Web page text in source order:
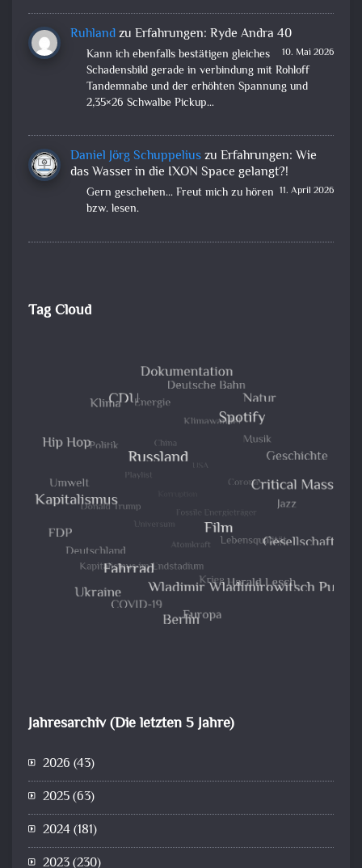
Ruhlandzu Erfahrungen: Ryde Andra 40
10. Mai 2026
Kann ich ebenfalls bestätigen gleiches
Schadensbild gerade in verbindung mit Rohloff
Tandemnabe und der erhöhten Spannung und
2,35×26 Schwalbe Pickup…
Daniel Jörg Schuppeliuszu Erfahrungen: Wie
das Wasser in die IXON Space gelangt?!
11. April 2026
Gern geschehen... Freut mich zu hören
bzw. lesen.
Tag Cloud
Jahresarchiv (Die letzten 5 Jahre)
2026 (43)
2025(63)
2024(181)
2023(230)